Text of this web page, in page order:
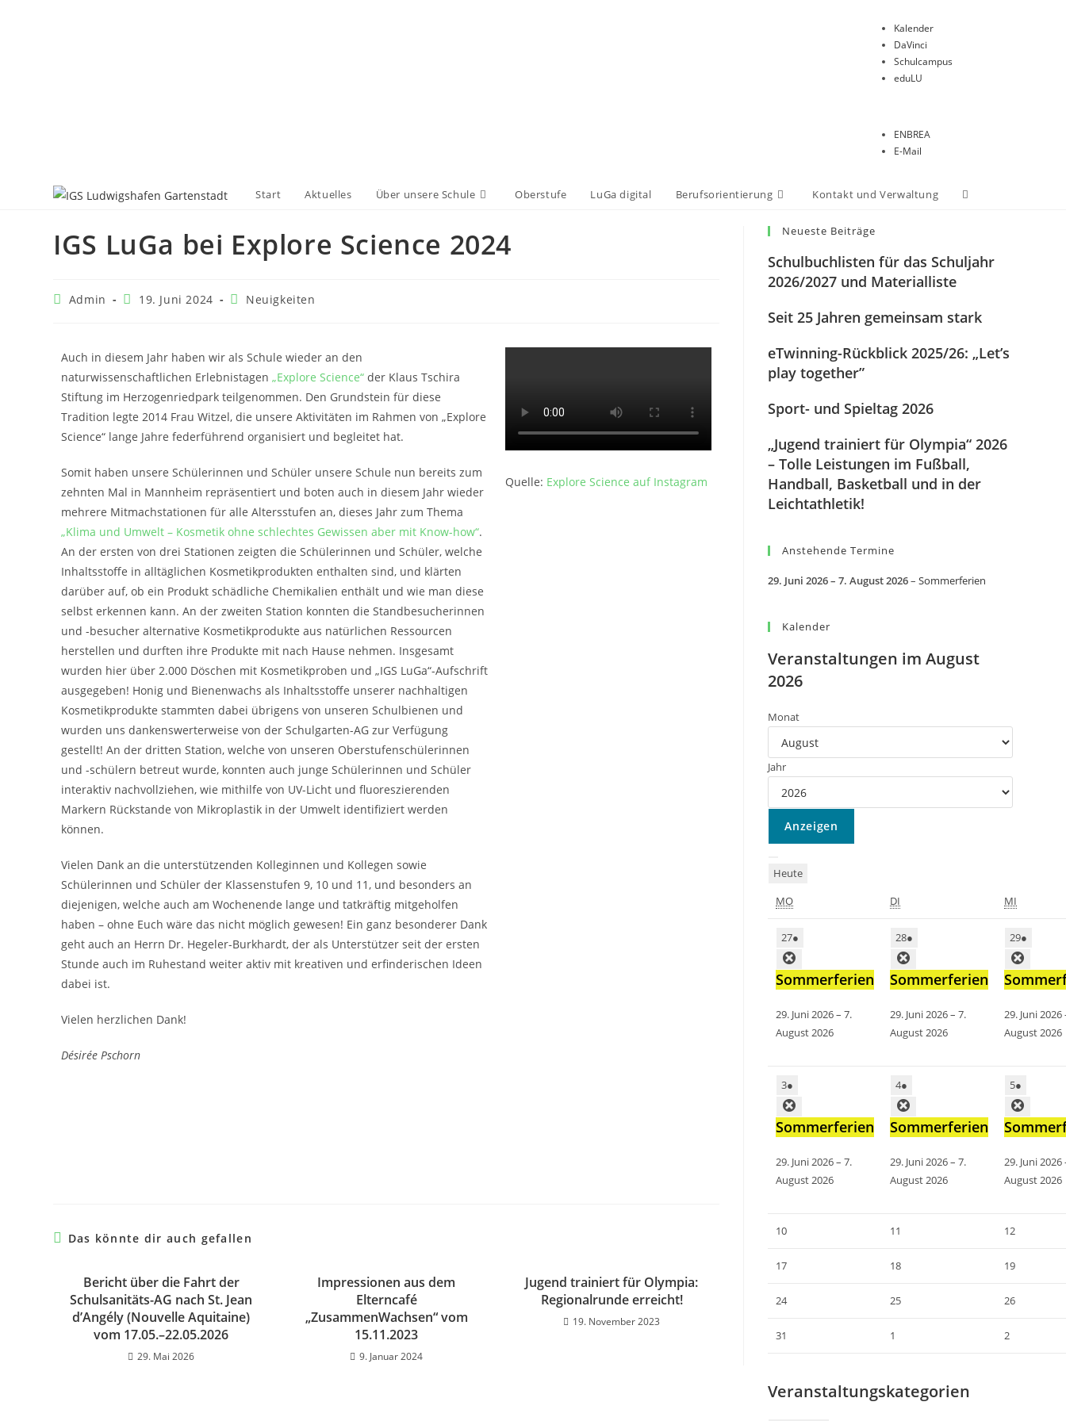
Kalender
DaVinci
Schulcampus
eduLU
ENBREA
E-Mail
Start Aktuelles Über unsere Schule Oberstufe LuGa digital Berufsorientierung Kontakt und Verwaltung
IGS LuGa bei Explore Science 2024
Admin 19. Juni 2024 Neuigkeiten
Auch in diesem Jahr haben wir als Schule wieder an den
naturwissenschaftlichen Erlebnistagen „Explore Science“ der Klaus Tschira
Stiftung im Herzogenriedpark teilgenommen. Den Grundstein für diese
Tradition legte 2014 Frau Witzel, die unsere Aktivitäten im Rahmen von „Explore
Science“ lange Jahre federführend organisiert und begleitet hat.
Somit haben unsere Schülerinnen und Schüler unsere Schule nun bereits zum
zehnten Mal in Mannheim repräsentiert und boten auch in diesem Jahr wieder
mehrere Mitmachstationen für alle Altersstufen an, dieses Jahr zum Thema
„Klima und Umwelt – Kosmetik ohne schlechtes Gewissen aber mit Know-how“.
An der ersten von drei Stationen zeigten die Schülerinnen und Schüler, welche
Inhaltsstoffe in alltäglichen Kosmetikprodukten enthalten sind, und klärten
darüber auf, ob ein Produkt schädliche Chemikalien enthält und wie man diese
selbst erkennen kann. An der zweiten Station konnten die Standbesucherinnen
und -besucher alternative Kosmetikprodukte aus natürlichen Ressourcen
herstellen und durften ihre Produkte mit nach Hause nehmen. Insgesamt
wurden hier über 2.000 Döschen mit Kosmetikproben und „IGS LuGa“-Aufschrift
ausgegeben! Honig und Bienenwachs als Inhaltsstoffe unserer nachhaltigen
Kosmetikprodukte stammten dabei übrigens von unseren Schulbienen und
wurden uns dankenswerterweise von der Schulgarten-AG zur Verfügung
gestellt! An der dritten Station, welche von unseren Oberstufenschülerinnen
und -schülern betreut wurde, konnten auch junge Schülerinnen und Schüler
interaktiv nachvollziehen, wie mithilfe von UV-Licht und fluoreszierenden
Markern Rückstande von Mikroplastik in der Umwelt identifiziert werden
können.
Vielen Dank an die unterstützenden Kolleginnen und Kollegen sowie
Schülerinnen und Schüler der Klassenstufen 9, 10 und 11, und besonders an
diejenigen, welche auch am Wochenende lange und tatkräftig mitgeholfen
haben – ohne Euch wäre das nicht möglich gewesen! Ein ganz besonderer Dank
geht auch an Herrn Dr. Hegeler-Burkhardt, der als Unterstützer seit der ersten
Stunde auch im Ruhestand weiter aktiv mit kreativen und erfinderischen Ideen
dabei ist.
Vielen herzlichen Dank!
Désirée Pschorn
Quelle: Explore Science auf Instagram
Das könnte dir auch gefallen
Bericht über die Fahrt der
Schulsanitäts-AG nach St. Jean
d’Angély (Nouvelle Aquitaine)
vom 17.05.–22.05.2026
29. Mai 2026
Impressionen aus dem
Elterncafé
„ZusammenWachsen“ vom
15.11.2023
9. Januar 2024
Jugend trainiert für Olympia:
Regionalrunde erreicht!
19. November 2023
Neueste Beiträge
Schulbuchlisten für das Schuljahr
2026/2027 und Materialliste
Seit 25 Jahren gemeinsam stark
eTwinning-Rückblick 2025/26: „Let’s
play together”
Sport- und Spieltag 2026
„Jugend trainiert für Olympia“ 2026
– Tolle Leistungen im Fußball,
Handball, Basketball und in der
Leichtathletik!
Anstehende Termine
29. Juni 2026– 7. August 2026–Sommerferien
Kalender
Veranstaltungen im August
2026
Monat
Jahr
Heute
MO
DI MI
27●
Sommerferien
29. Juni 2026–7.
August 2026
28●
Sommerferien
29. Juni 2026–7.
August 2026
29●
29. Juni 2026
August 2026
3●
Sommerferien
29. Juni 2026–7.
August 2026
4●
Sommerferien
29. Juni 2026–7.
August 2026
5●
29. Juni 2026
August 2026
10 11 12
17 18 19
24 25 26
31 1 2
Veranstaltungskategorien